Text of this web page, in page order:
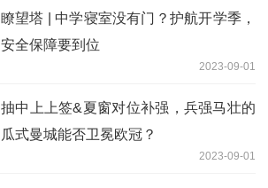
瞭望塔 | 中学寝室没有门？护航开学季，
安全保障要到位
2023-09-01
抽中上上签&夏窗对位补强，兵强马壮的
瓜式曼城能否卫冕欧冠？
2023-09-01